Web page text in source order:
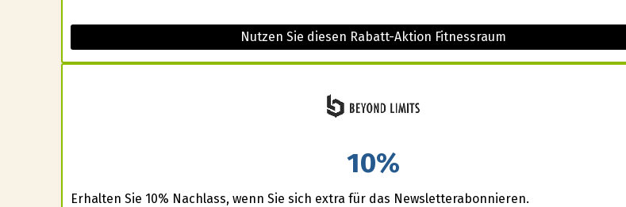
Nutzen Sie diesen Rabatt-Aktion Fitnessraum
10%
Erhalten Sie 10% Nachlass, wenn Sie sich extra für das Newsletterabonnieren.